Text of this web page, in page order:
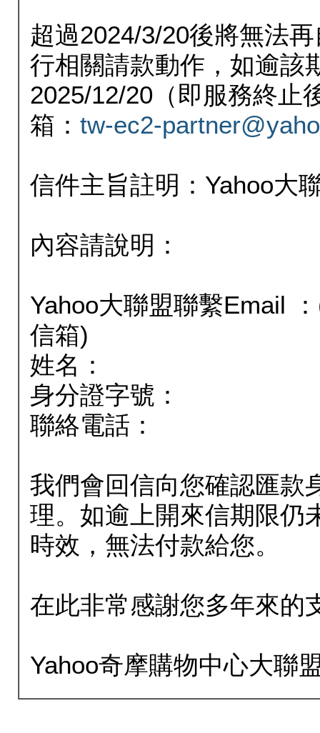
超過2024/3/20後將無法
行相關請款動作，如逾該
2025/12/20（即服務終止
箱： tw-ec2-
信件主旨註明：Yahoo大
內容請說明：
Yahoo大聯盟聯繫Email
信箱)
姓名：
身分證字號：
聯絡電話：
我們會回信向您確認匯款
理。如逾上開來信期限仍
時效，無法付款給您。
在此非常感謝您多年來的
Yahoo奇摩購物中心大